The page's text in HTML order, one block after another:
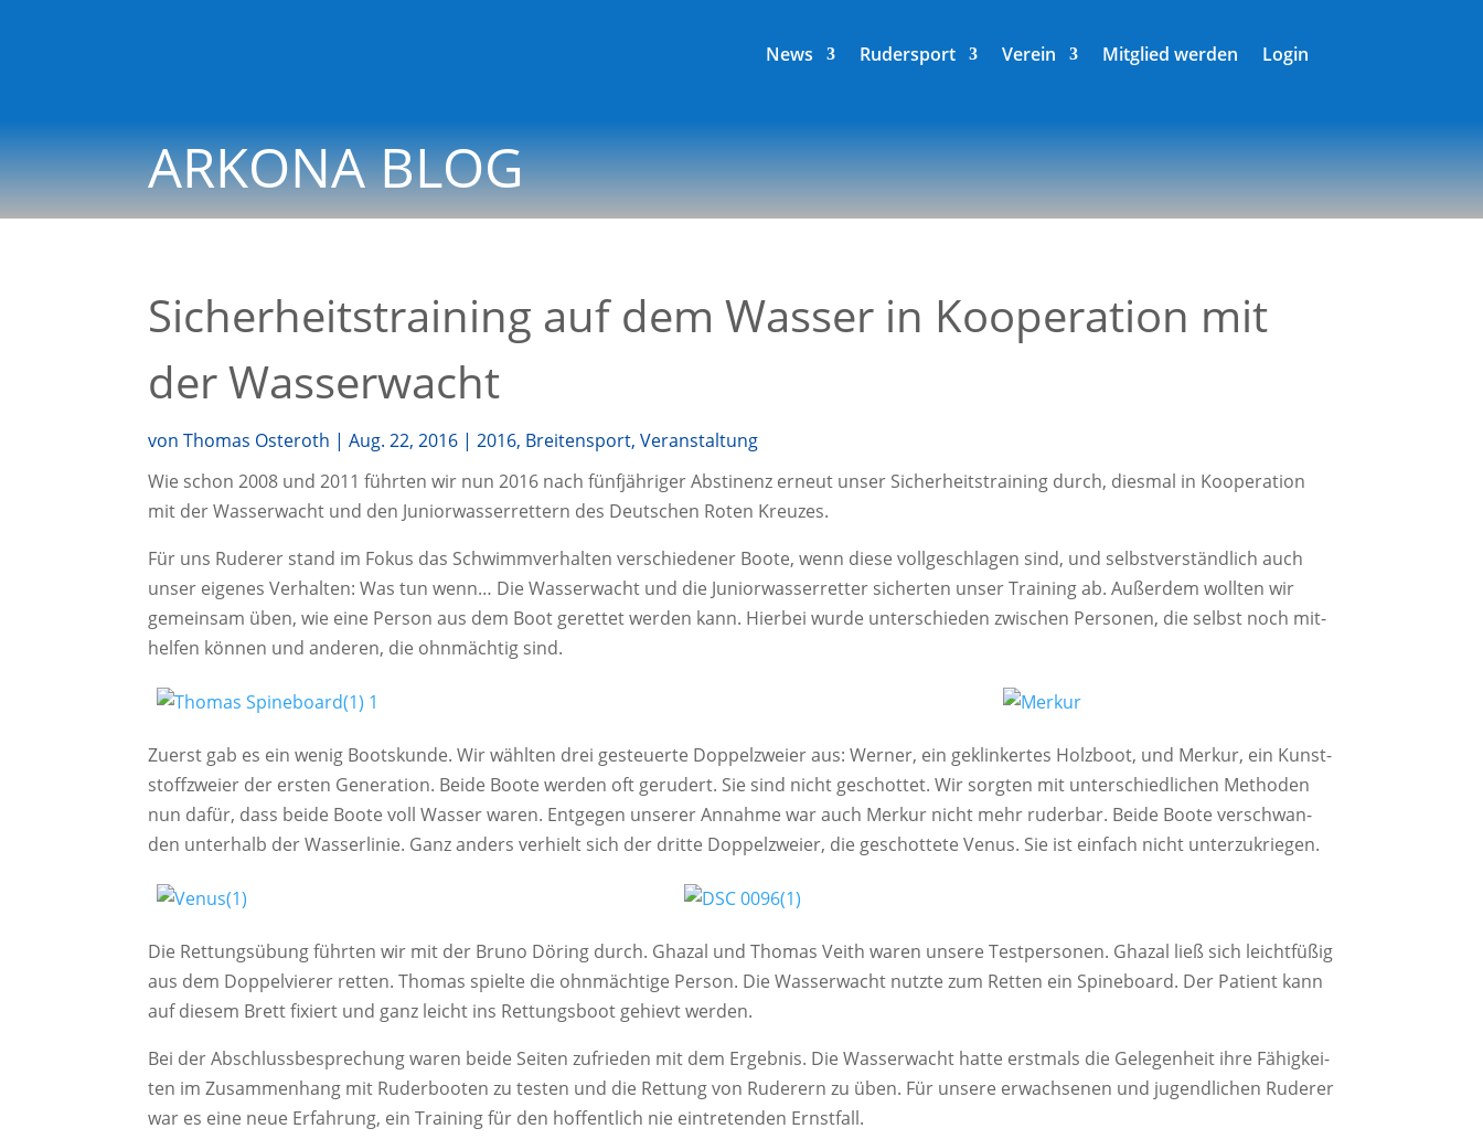
News Rudersport Verein Mitglied werden Login
ARKONA BLOG
Sicherheitstraining auf dem Wasser in Kooperation mit
der Wasserwacht
vonThomas Osteroth |Aug. 22, 2016 |2016, Breitensport,Veranstaltung
Wie schon 2008 und 2011 führ­ten wir nun 2016 nach fünf­jäh­ri­ger Abs­ti­nenz erneut unser Sicher­heits­trai­ning durch, dies­mal in Koope­ra­ti­on
mit der Was­ser­wacht und den Junior­was­ser­ret­tern des Deut­schen Roten Kreuzes.
Für uns Rude­rer stand im Fokus das Schwimm­ver­hal­ten ver­schie­de­ner Boo­te, wenn die­se voll­ge­schla­gen sind, und selbst­ver­ständ­lich auch
unser eige­nes Ver­hal­ten: Was tun wenn… Die Was­ser­wacht und die Junior­was­ser­ret­ter sicher­ten unser Trai­ning ab. Außer­dem woll­ten wir
gemein­sam üben, wie eine Per­son aus dem Boot geret­tet wer­den kann. Hier­bei wur­de unter­schie­den zwi­schen Per­so­nen, die selbst noch mit­
hel­fen kön­nen und ande­ren, die ohn­mäch­tig sind.
Zuerst gab es ein wenig Boots­kun­de. Wir wähl­ten drei gesteu­er­te Dop­pel­zwei­er aus: Wer­ner, ein geklin­ker­tes Holz­boot, und Mer­kur, ein Kunst­
stoff­zwei­er der ers­ten Gene­ra­ti­on. Bei­de Boo­te wer­den oft geru­dert. Sie sind nicht geschot­tet. Wir sorg­ten mit unter­schied­li­chen Metho­den
nun dafür, dass bei­de Boo­te voll Was­ser waren. Ent­ge­gen unse­rer Annah­me war auch Mer­kur nicht mehr ruder­bar. Bei­de Boo­te ver­schwan­
den unter­halb der Was­ser­li­nie. Ganz anders ver­hielt sich der drit­te Dop­pel­zwei­er, die geschot­te­te Venus. Sie ist ein­fach nicht unterzukriegen.
Die Ret­tungs­übung führ­ten wir mit der Bru­no Döring durch. Ghazal und Tho­mas Veith waren unse­re Test­per­so­nen. Ghazal ließ sich leicht­fü­ßig
aus dem Dop­pel­vie­rer ret­ten. Tho­mas spiel­te die ohn­mäch­ti­ge Per­son. Die Was­ser­wacht nutz­te zum Ret­ten ein Spi­ne­board. Der Pati­ent kann
auf die­sem Brett fixiert und ganz leicht ins Ret­tungs­boot gehievt werden.
Bei der Abschluss­be­spre­chung waren bei­de Sei­ten zufrie­den mit dem Ergeb­nis. Die Was­ser­wacht hat­te erst­mals die Gele­gen­heit ihre Fähig­kei­
ten im Zusam­men­hang mit Ruder­boo­ten zu tes­ten und die Ret­tung von Rude­rern zu üben. Für unse­re erwach­se­nen und jugend­li­chen Rude­rer
war es eine neue Erfah­rung, ein Trai­ning für den hof­fent­lich nie ein­tre­ten­den Ernstfall.